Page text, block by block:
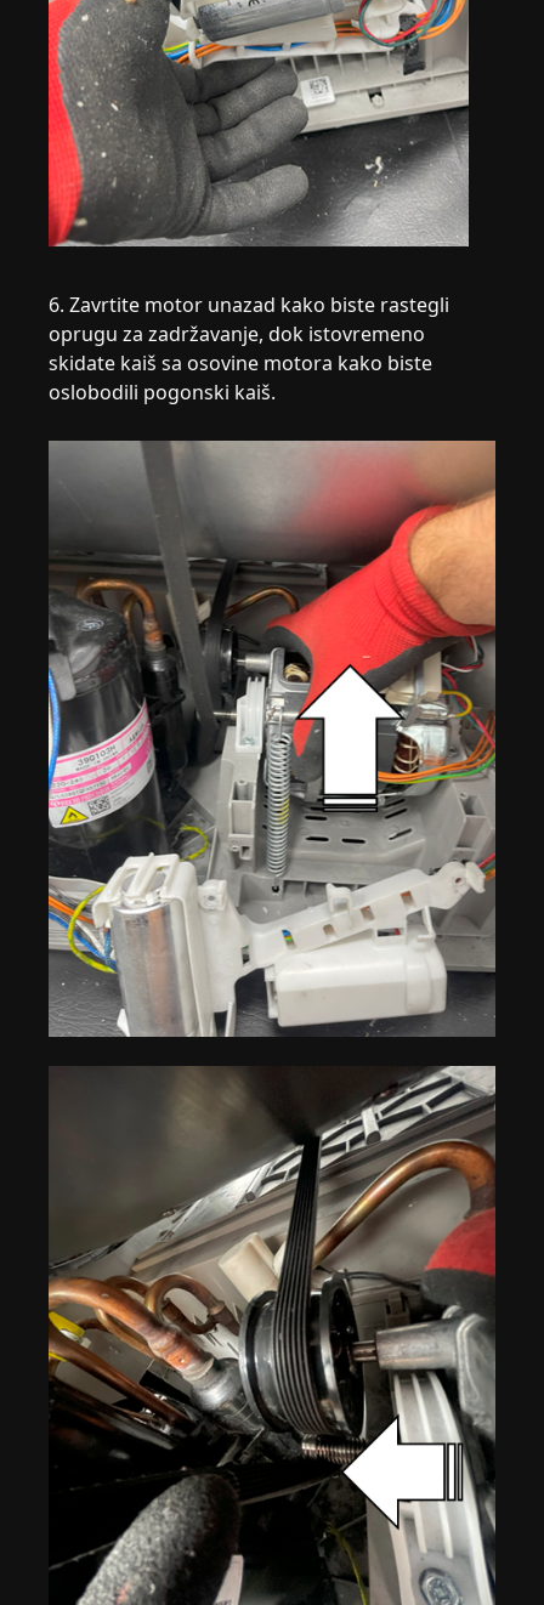
6. Zavrtite motor unazad kako biste rastegli
oprugu za zadržavanje, dok istovremeno
skidate kaiš sa osovine motora kako biste
oslobodili pogonski kaiš.